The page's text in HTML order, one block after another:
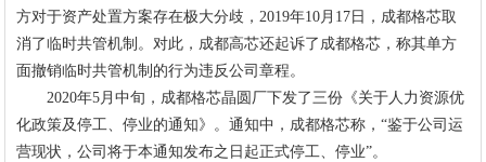
方对于资产处置方案存在极大分歧，2019年10月17日，成都格芯取
消了临时共管机制。对此，成都高芯还起诉了成都格芯，称其单方
面撤销临时共管机制的行为违反公司章程。
2020年5月中旬，成都格芯晶圆厂下发了三份《关于人力资源优
化政策及停工、停业的通知》。通知中，成都格芯称，“鉴于公司运
营现状，公司将于本通知发布之日起正式停工、停业”。